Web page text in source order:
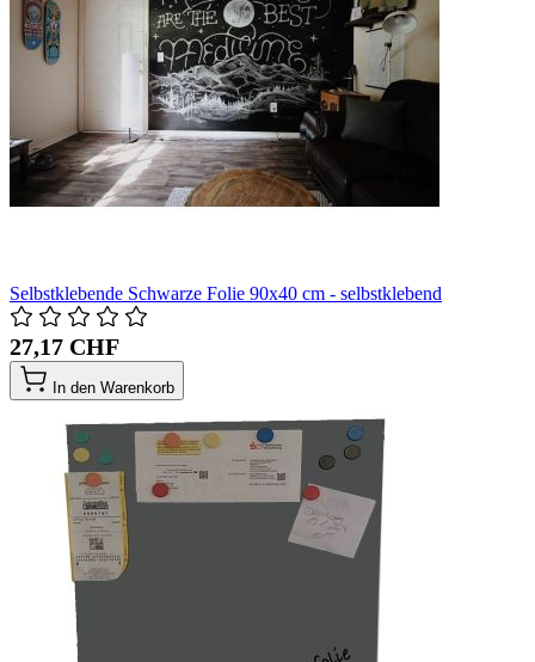
Selbstklebende Schwarze Folie 90x40 cm - selbstklebend
27,17 CHF
In den Warenkorb